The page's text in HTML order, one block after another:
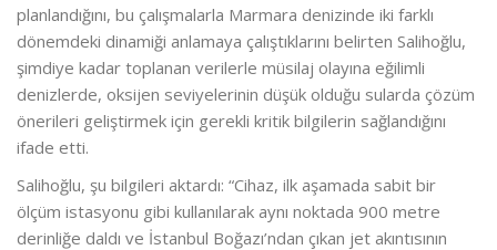
planlandığını, bu çalışmalarla Marmara denizinde iki farklı
dönemdeki dinamiği anlamaya çalıştıklarını belirten Salihoğlu,
şimdiye kadar toplanan verilerle müsilaj olayına eğilimli
denizlerde, oksijen seviyelerinin düşük olduğu sularda çözüm
önerileri geliştirmek için gerekli kritik bilgilerin sağlandığını
ifade etti.
Salihoğlu, şu bilgileri aktardı: “Cihaz, ilk aşamada sabit bir
ölçüm istasyonu gibi kullanılarak aynı noktada 900 metre
derinliğe daldı ve İstanbul Boğazı’ndan çıkan jet akıntısının